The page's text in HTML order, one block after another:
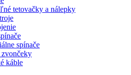
tetovačky a nálepky
spínače
káble